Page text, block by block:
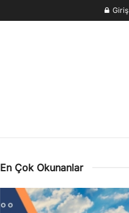
Giriş
En Çok Okunanlar